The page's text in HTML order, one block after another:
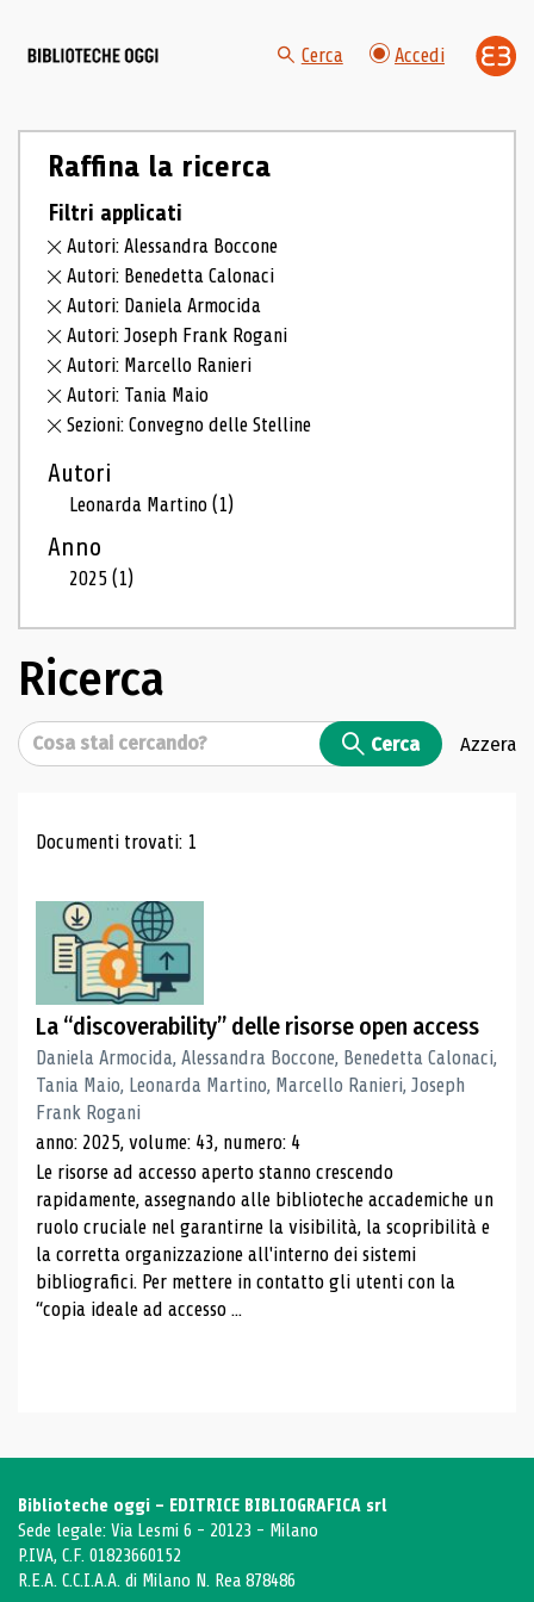
Cerca Accedi
Raffina la ricerca
Filtri applicati
Autori: Alessandra Boccone
Autori: Benedetta Calonaci
Autori: Daniela Armocida
Autori: Joseph Frank Rogani
Autori: Marcello Ranieri
Autori: Tania Maio
Sezioni: Convegno delle Stelline
Autori
Leonarda Martino(1)
Anno
2025(1)
Ricerca
Cerca Cerca Azzera
Risultati di ricerca
Documenti trovati: 1
La “discoverability” delle risorse open access
Daniela Armocida, Alessandra Boccone, Benedetta Calonaci,
Tania Maio, Leonarda Martino, Marcello Ranieri, Joseph
Frank Rogani
anno: 2025, volume: 43, numero: 4
Le risorse ad accesso aperto stanno crescendo
rapidamente, assegnando alle biblioteche accademiche un
ruolo cruciale nel garantirne la visibilità, la scopribilità e
la corretta organizzazione all'interno dei sistemi
bibliografici. Per mettere in contatto gli utenti con la
“copia ideale ad accesso ...
Biblioteche oggi - EDITRICE BIBLIOGRAFICA srl
Sede legale: Via Lesmi 6 - 20123 - Milano
P.IVA, C.F. 01823660152
R.E.A. C.C.I.A.A. di Milano N. Rea 878486